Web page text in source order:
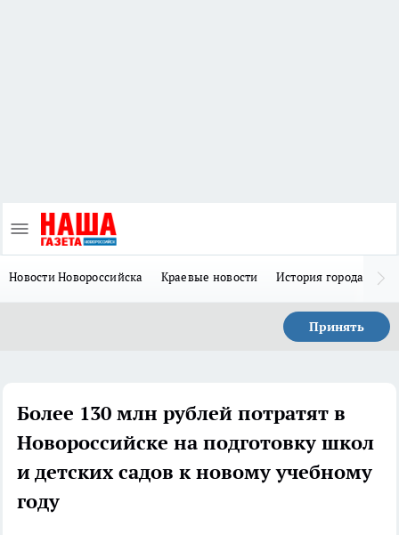
Новости Новороссийска Краевые новости История города Н
Принять
Более 130 млн рублей потратят в
Новороссийске на подготовку школ
и детских садов к новому учебному
году